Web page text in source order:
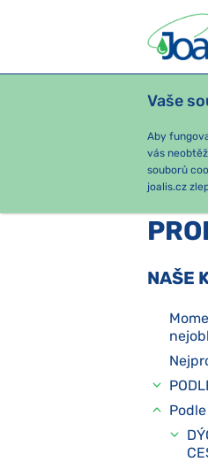
Vaše
Aby
vás
souborů
joalis.cz
NAŠE